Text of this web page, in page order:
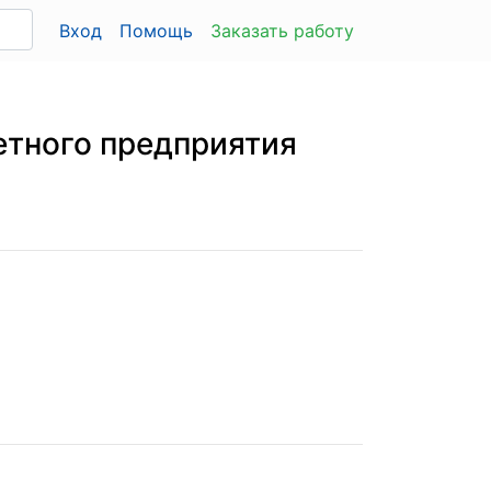
Вход Помощь Заказать работу
предприятия